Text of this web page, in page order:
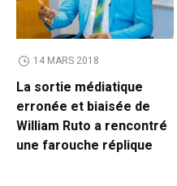
14 MARS 2018
La sortie médiatique
erronée et biaisée de
William Ruto a rencontré
une farouche réplique